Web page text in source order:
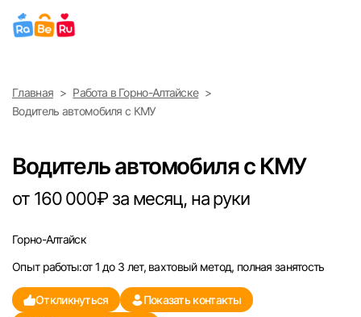
Найти работу
Выберите город
Санкт-Петербург
Саратов
Главная
Работа в Горно-Алтайске
Водитель автомобиля с КМУ
Водитель автомобиля с КМУ
от 160 000₽ за месяц, на руки
Горно-Алтайск
Опыт работы:от 1 до 3 лет, вахтовый метод, полная занятость
Откликнуться
Показать контакты